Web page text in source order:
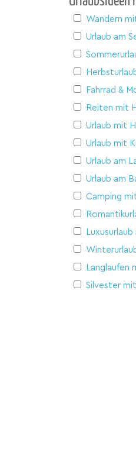
Wandern
Urlaub am
Fahrrad &
Reiten mit
Urlaub mit
Urlaub mit
Urlaub am
Urlaub am
Camping
Langlaufen
Silvester